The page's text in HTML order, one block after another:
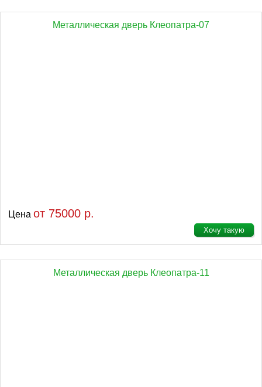
Металлическая дверь Клеопатра-07
Цена от 75000 р.
Хочу такую
Металлическая дверь Клеопатра-11